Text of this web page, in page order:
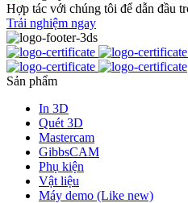
Hợp tác với chúng tôi để dẫn đầu
Trải nghiệm ngay
Sản phẩm
In 3D
Quét 3D
Mastercam
GibbsCAM
Phụ kiện
Vật liệu
Máy demo (Like new)